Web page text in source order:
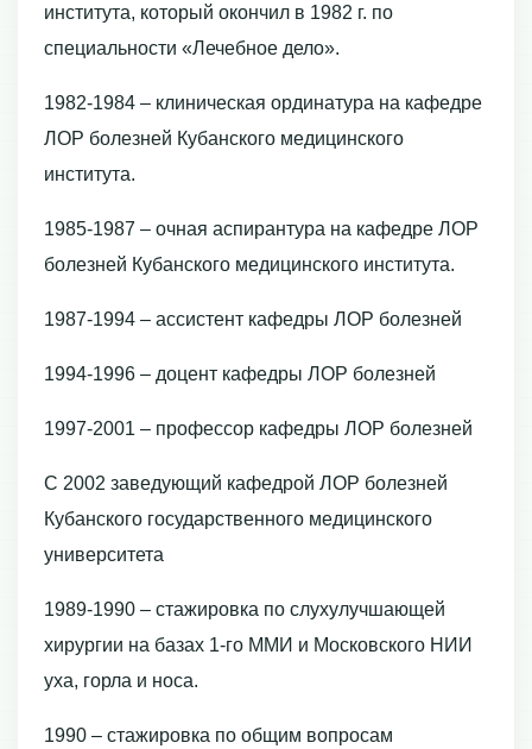
института, который окончил в 1982 г. по
специальности «Лечебное дело».
1982-1984 – клиническая ординатура на кафедре
ЛОР болезней Кубанского медицинского
института.
1985-1987 – очная аспирантура на кафедре ЛОР
болезней Кубанского медицинского института.
1987-1994 – ассистент кафедры ЛОР болезней
1994-1996 – доцент кафедры ЛОР болезней
1997-2001 – профессор кафедры ЛОР болезней
С 2002 заведующий кафедрой ЛОР болезней
Кубанского государственного медицинского
университета
1989-1990 – стажировка по слухулучшающей
хирургии на базах 1-го ММИ и Московского НИИ
уха, горла и носа.
1990 – стажировка по общим вопросам